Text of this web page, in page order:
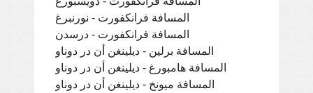
المسافة فرانكفورت - نورنبرغ
المسافة فرانكفورت - درسدن
المسافة برلين - ديلينغن أن در دوناو
المسافة هامبورغ - ديلينغن أن در دوناو
المسافة ميونخ - ديلينغن أن در دوناو